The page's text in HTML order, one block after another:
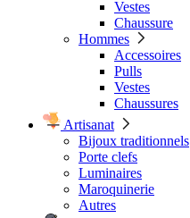
Vestes
Chaussure
Hommes
Accessoires
Pulls
Vestes
Chaussures
Artisanat
Bijoux traditionnels
Porte clefs
Luminaires
Maroquinerie
Autres